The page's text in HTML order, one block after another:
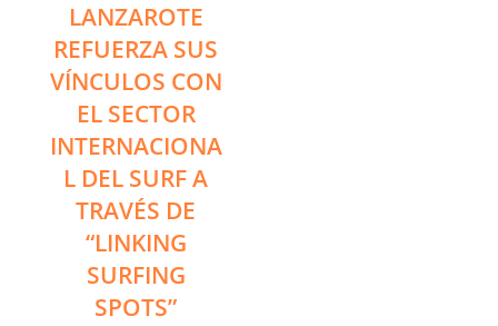
LANZAROTE
REFUERZA SUS
VÍNCULOS CON
EL SECTOR
INTERNACIONA
L DEL SURF A
TRAVÉS DE
“LINKING
SURFING
SPOTS”